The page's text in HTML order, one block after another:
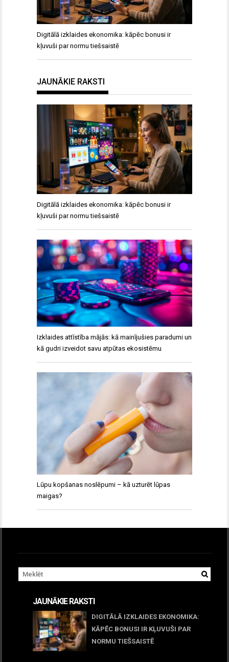
Digitālā izklaides ekonomika: kāpēc bonusi ir
kļuvuši par normu tiešsaistē
JAUNĀKIE RAKSTI
Digitālā izklaides ekonomika: kāpēc bonusi ir
kļuvuši par normu tiešsaistē
Izklaides attīstība mājās: kā mainījušies paradumi un
kā gudri izveidot savu atpūtas ekosistēmu
Lūpu kopšanas noslēpumi – kā uzturēt lūpas
maigas?
JAUNĀKIE RAKSTI
DIGITĀLĀ IZKLAIDES EKONOMIKA:
KĀPĒC BONUSI IR KĻUVUŠI PAR
NORMU TIEŠSAISTĒ